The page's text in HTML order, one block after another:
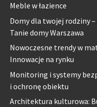
Meble w łazience
Domy dla twojej rodziny
Tanie domy Warszawa
Nowoczesne trendy w
Innowacje na rynku
Monitoring i systemy
i ochronę obiektu
Architektura kulturowa: